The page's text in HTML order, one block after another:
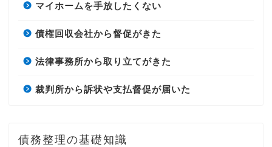
マイホームを手放したくない
債権回収会社から督促がきた
法律事務所から取り立てがきた
裁判所から訴状や支払督促が届いた
債務整理の基礎知識